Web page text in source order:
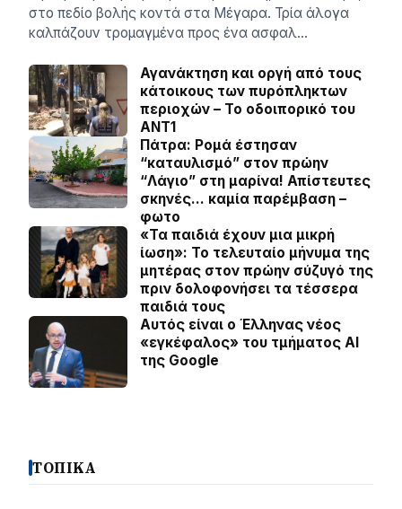
στο πεδίο βολής κοντά στα Μέγαρα. Τρία άλογα
καλπάζουν τρομαγμένα προς ένα ασφαλ…
Αγανάκτηση και οργή από τους
κάτοικους των πυρόπληκτων
περιοχών – To οδοιπορικό του
ΑΝΤ1
Πάτρα: Ρομά έστησαν
“καταυλισμό” στον πρώην
“Λάγιο” στη μαρίνα! Απίστευτες
σκηνές… καμία παρέμβαση –
φωτο
«Τα παιδιά έχουν μια μικρή
ίωση»: Το τελευταίο μήνυμα της
μητέρας στον πρώην σύζυγό της
πριν δολοφονήσει τα τέσσερα
παιδιά τους
Αυτός είναι ο Έλληνας νέος
«εγκέφαλος» του τμήματος AI
της Google
ΤΟΠΙΚΑ